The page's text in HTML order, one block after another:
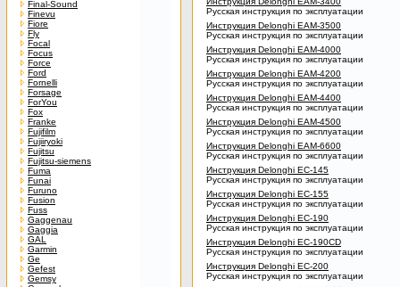
Final-Sound
Finevu
Fiore
Fly
Focal
Focus
Force
Ford
Fornelli
Forsage
ForYou
Fox
Franke
Fujifilm
Fujiiryoki
Fujitsu
Fujitsu-siemens
Fuma
Funai
Furuno
Fusion
Fuss
Gaggenau
Gaggia
GAL
Garmin
Ge
Gefest
Gemsy
Русская инструкция по эксплуатации
Инструкция Delonghi EAM-3500
Русская инструкция по эксплуатации
Инструкция Delonghi EAM-4000
Русская инструкция по эксплуатации
Инструкция Delonghi EAM-4200
Русская инструкция по эксплуатации
Инструкция Delonghi EAM-4400
Русская инструкция по эксплуатации
Инструкция Delonghi EAM-4500
Русская инструкция по эксплуатации
Инструкция Delonghi EAM-6600
Русская инструкция по эксплуатации
Инструкция Delonghi EC-145
Русская инструкция по эксплуатации
Инструкция Delonghi EC-155
Русская инструкция по эксплуатации
Инструкция Delonghi EC-190
Русская инструкция по эксплуатации
Инструкция Delonghi EC-190CD
Русская инструкция по эксплуатации
Инструкция Delonghi EC-200
Русская инструкция по эксплуатации